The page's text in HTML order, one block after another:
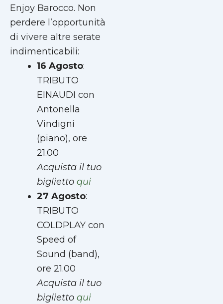
Enjoy Barocco. Non
perdere l’opportunità
di vivere altre serate
indimenticabili:
16 Agosto:
TRIBUTO
EINAUDI con
Antonella
Vindigni
(piano), ore
21.00
Acquista il tuo
biglietto qui
27 Agosto:
TRIBUTO
COLDPLAY con
Speed of
Sound (band),
ore 21.00
Acquista il tuo
biglietto qui